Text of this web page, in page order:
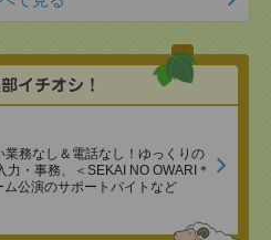
業務なし＆電話なし！ゆっくりの
力・事務、＜SEKAI NO OWARI＊
公演のサポートバイトなど